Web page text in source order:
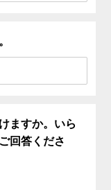
ますか。いら
回答くださ